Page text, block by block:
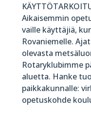
Aikaisemmin
vaille käyttäjiä,
Rovaniemelle.
olevasta
Rotaryklubimme
aluetta. Hanke
paikkakunnalle:
opetuskohde